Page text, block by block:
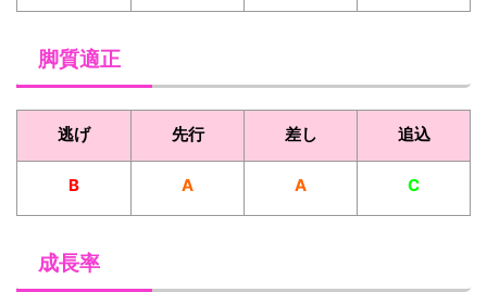
脚質適正
逃げ 先行 差し 追込
B A A C
成長率